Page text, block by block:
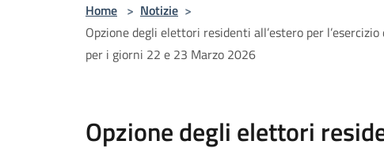
Home > Notizie >
Opzione degli elettori residenti all’estero per
per i giorni 22 e 23 Marzo 2026
Opzione degli elettori